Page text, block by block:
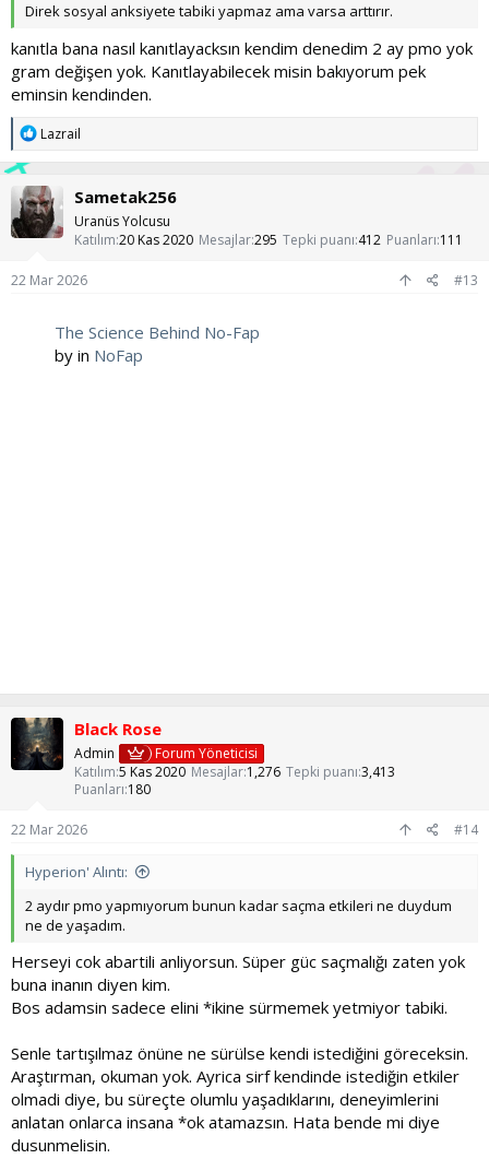
Direk sosyal anksiyete tabiki yapmaz ama varsa arttırır.
kanıtla bana nasıl kanıtlayacksın kendim denedim 2 ay pmo yok
gram değişen yok. Kanıtlayabilecek misin bakıyorum pek
eminsin kendinden.
T
p
k
i
l
e
Lazrail
Sametak256
Uranüs Yolcusu
Katılım 20 Kas 2020 Mesajlar295 Tepki puanı 412 Puanları 111
22 Mar 2026 #13
The Science Behind No-Fap
by in NoFap
Black Rose
Admin
Forum Yöneticisi
Katılım 5 Kas 2020 Mesajlar 1,276 Tepki puanı 3,413
Puanları 180
22 Mar 2026 #14
Hyperion' Alıntı:
2 aydır pmo yapmıyorum bunun kadar saçma etkileri ne duydum
ne de yaşadım.
Herseyi cok abartili anliyorsun. Süper güc saçmalığı zaten yok
buna inanın diyen kim.
Bos adamsin sadece elini *ikine sürmemek yetmiyor tabiki.
Senle tartışılmaz önüne ne sürülse kendi istediğini göreceksin.
Araştırman, okuman yok. Ayrica sirf kendinde istediğin etkiler
olmadi diye, bu süreçte olumlu yaşadıklarını, deneyimlerini
anlatan onlarca insana *ok atamazsın. Hata bende mi diye
dusunmelisin.